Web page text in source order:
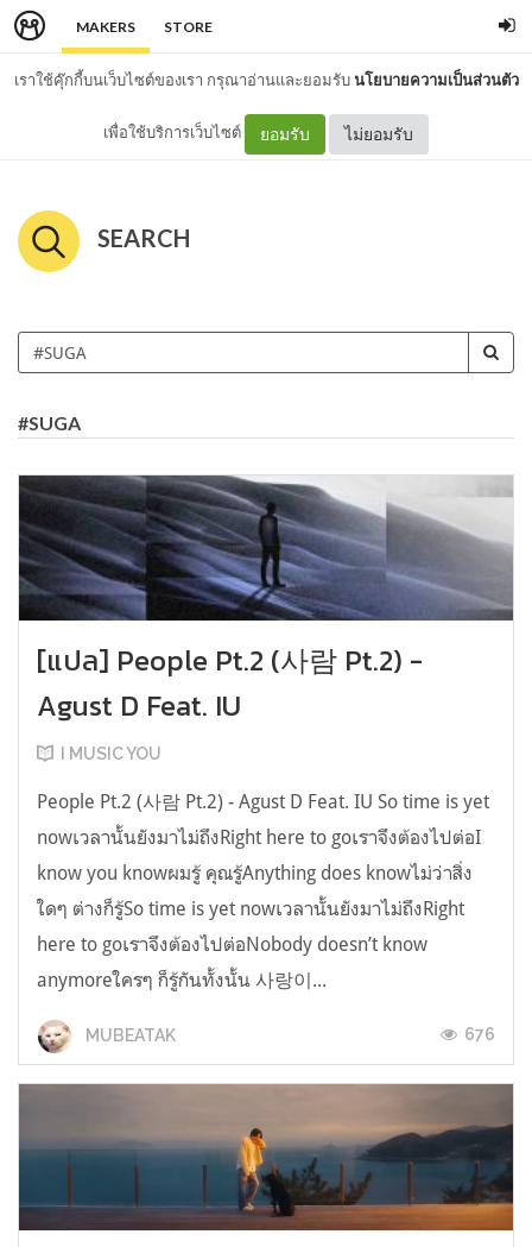
MAKERS STORE
เราใช้คุ๊กกี้บนเว็บไซต์ของเรา กรุณาอ่านและยอมรับนโยบายความเป็นส่วนตัว
เพื่อใช้บริการเว็บไซต์ ยอมรับ ไม่ยอมรับ
SEARCH
#SUGA
[แปล] People Pt.2 (사람 Pt.2) -
Agust D Feat. IU
I MUSIC YOU
People Pt.2 (사람 Pt.2) - Agust D Feat. IU So time is yet
nowเวลานั้นยังมาไม่ถึงRight here to goเราจึงต้องไปต่อI
know you knowผมรู้ คุณรู้Anything does knowไม่ว่าสิ่ง
ใดๆ ต่างก็รู้So time is yet nowเวลานั้นยังมาไม่ถึงRight
here to goเราจึงต้องไปต่อNobody doesn’t know
anymoreใครๆ ก็รู้กันทั้งนั้น 사랑이...
MUBEATAK 676